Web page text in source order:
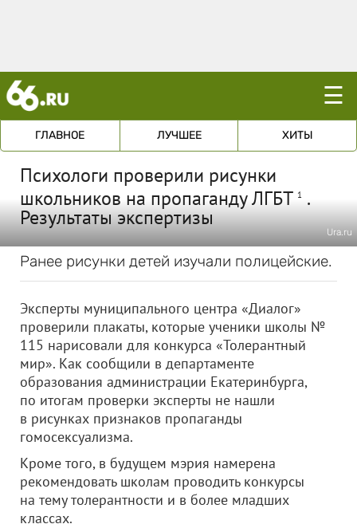
☰
ГЛАВНОЕ ЛУЧШЕЕ ХИТЫ
Психологи проверили рисунки
школьников на пропаганду ЛГБТ 1 .
Результаты экспертизы
Ura.ru
Ранее рисунки детей изучали полицейские.
Эксперты муниципального центра «Диалог»
проверили плакаты, которые ученики школы №
115 нарисовали для конкурса «Толерантный
мир». Как сообщили в департаменте
образования администрации Екатеринбурга,
по итогам проверки эксперты не нашли
в рисунках признаков пропаганды
гомосексуализма.
Кроме того, в будущем мэрия намерена
рекомендовать школам проводить конкурсы
на тему толерантности и в более младших
классах.